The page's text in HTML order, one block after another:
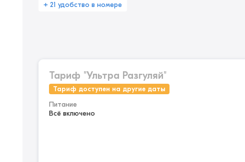
+ 21 удобство в номере
Тариф "Ультра Разгуляй"
Тариф доступен на другие даты
Питание
Всё включено